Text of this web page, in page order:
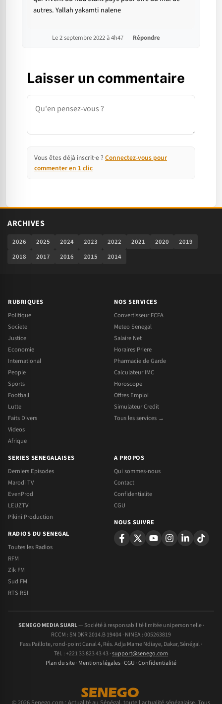
autres. Yallah yakamti nalene
Le 2 septembre 2022 à 4h47 Répondre
Laisser un commentaire
Commentaire
Vous êtes déjà inscrit·e ? Connectez-vous pour
commenter en 1 clic
ARCHIVES
2026 2025 2024 2023 2022 2021 2020
2019
2018
2017 2016 2015 2014
RUBRIQUES
Politique
Societe
Justice
Economie
International
People
Sports
Football
Lutte
Faits Divers
Videos
Afrique
NOS SERVICES
Convertisseur FCFA
Meteo Senegal
Salaire Net
Horaires Priere
Pharmacie de Garde
Calculateur IMC
Horoscope
Offres Emploi
Simulateur Credit
Tous les services →
SERIES SENEGALAISES
Derniers Episodes
Marodi TV
EvenProd
LEUZTV
Pikini Production
RADIOS DU SENEGAL
Toutes les Radios
RFM
Zik FM
Sud FM
RTS RSI
A PROPOS
Qui sommes-nous
Contact
Confidentialite
CGU
NOUS SUIVRE
SENEGO MEDIA SUARL— Société à responsabilité limitée unipersonnelle ·
RCCM : SN DKR 2014.B 19404 · NINEA : 005263819
Fass Paillote, rond-point Canal 4, Rés. Adja Mame Ndiaye, Dakar, Sénégal ·
Tél. : +221 33 823 43 43 ·support@senego.com
Plan du site· Mentions légales·CGU ·Confidentialité